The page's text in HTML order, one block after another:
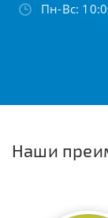
Пн-Вс:
Наши